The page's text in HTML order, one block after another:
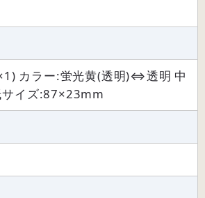
カラー:蛍光黄(透明)⇔透明 中
イズ:87×23mm